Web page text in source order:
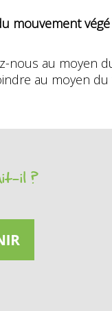
mouvement
nous au moyen
au moyen du
il ?